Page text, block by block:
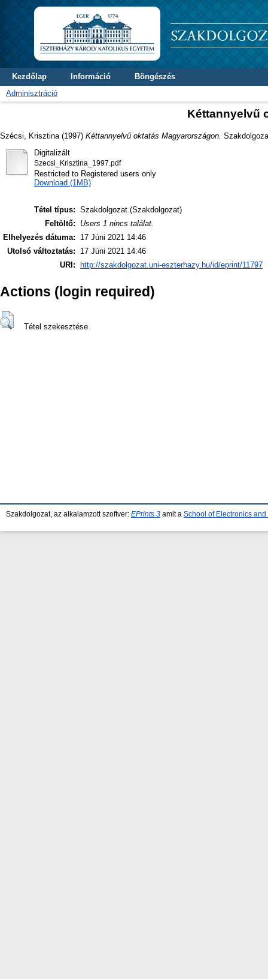
Kezdőlap Információ
Böngészés
Adminisztráció
Kéttannyelvű
Szécsi, Krisztina (1997) Kéttannyelvű oktatás Magyarországon.
Digitalizált
Szecsi_Krisztina_1997.pdf
Restricted to Registered users only
Download (1MB)
Tétel típus: Szakdolgozat (Szakdolgozat)
Feltöltő:
Users 1 nincs találat.
Elhelyezés dátuma:
17 Júni 2021 14:46
Utolsó változtatás:
17 Júni 2021 14:46
URI:
http://szakdolgozat.uni-eszterhazy.hu/id/eprint/11797
Actions (login required)
Tétel szekesztése
Szakdolgozat, az alkalamzott szoftver: EPrints 3 amit a School of Electronics